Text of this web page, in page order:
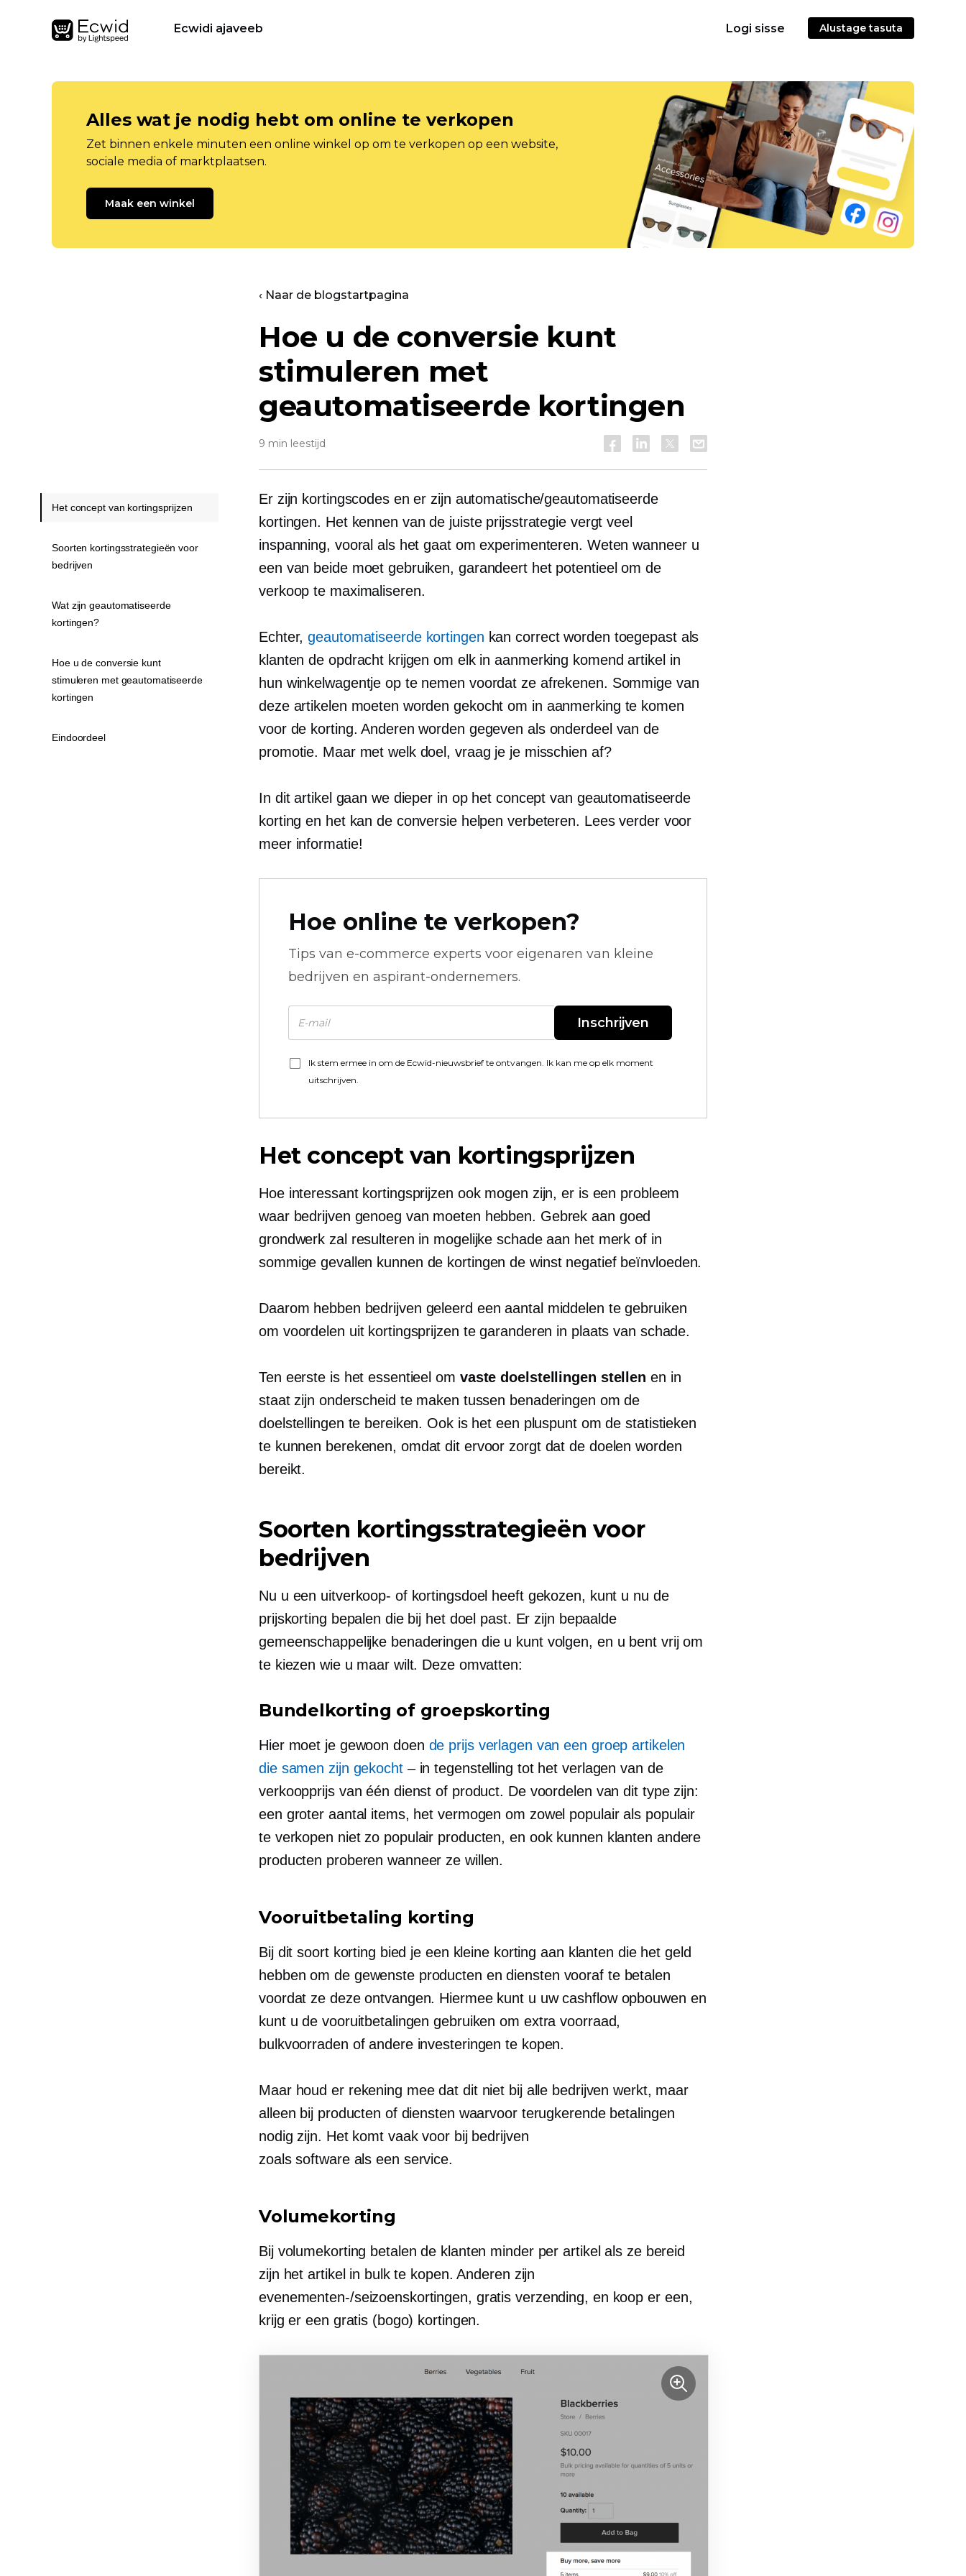
Ecwidi ajaveeb Logi sisse Alustage tasuta
Alles wat je nodig hebt om online te verkopen
Zet binnen enkele minuten een online winkel op om te verkopen op een website,
sociale media of marktplaatsen.
Maak een winkel
‹ Naar de blogstartpagina
Hoe u de conversie kunt
stimuleren met
geautomatiseerde kortingen
9 min leestijd
Er zijn kortingscodes en er zijn automatische/geautomatiseerde
kortingen. Het kennen van de juiste prijsstrategie vergt veel
inspanning, vooral als het gaat om experimenteren. Weten wanneer u
een van beide moet gebruiken, garandeert het potentieel om de
verkoop te maximaliseren.
Echter,geautomatiseerde kortingen kan correct worden toegepast als
klanten de opdracht krijgen om elk in aanmerking komend artikel in
hun winkelwagentje op te nemen voordat ze afrekenen. Sommige van
deze artikelen moeten worden gekocht om in aanmerking te komen
voor de korting. Anderen worden gegeven als onderdeel van de
promotie. Maar met welk doel, vraag je je misschien af?
In dit artikel gaan we dieper in op het concept van geautomatiseerde
korting en het kan de conversie helpen verbeteren. Lees verder voor
meer informatie!
Hoe online te verkopen?
Tips van e-commerce experts voor eigenaren van kleine
bedrijven en aspirant-ondernemers.
Inschrijven
Ik stem ermee in om de Ecwid-nieuwsbrief te ontvangen. Ik kan me op elk moment
uitschrijven.
Het concept van kortingsprijzen
Hoe interessant kortingsprijzen ook mogen zijn, er is een probleem
waar bedrijven genoeg van moeten hebben. Gebrek aan goed
grondwerk zal resulteren in mogelijke schade aan het merk of in
sommige gevallen kunnen de kortingen de winst negatief beïnvloeden.
Daarom hebben bedrijven geleerd een aantal middelen te gebruiken
om voordelen uit kortingsprijzen te garanderen in plaats van schade.
Ten eerste is het essentieel om vaste doelstellingen stellen en in
staat zijn onderscheid te maken tussen benaderingen om de
doelstellingen te bereiken. Ook is het een pluspunt om de statistieken
te kunnen berekenen, omdat dit ervoor zorgt dat de doelen worden
bereikt.
Soorten kortingsstrategieën voor
bedrijven
Nu u een uitverkoop- of kortingsdoel heeft gekozen, kunt u nu de
prijskorting bepalen die bij het doel past. Er zijn bepaalde
gemeenschappelijke benaderingen die u kunt volgen, en u bent vrij om
te kiezen wie u maar wilt. Deze omvatten:
Bundelkorting of groepskorting
Hier moet je gewoon doen de prijs verlagen van een groep artikelen
die samen zijn gekocht– in tegenstelling tot het verlagen van de
verkoopprijs van één dienst of product. De voordelen van dit type zijn:
een groter aantal items, het vermogen om zowel populair als populair
te verkopen niet zo populair producten, en ook kunnen klanten andere
producten proberen wanneer ze willen.
Vooruitbetaling korting
Bij dit soort korting bied je een kleine korting aan klanten die het geld
hebben om de gewenste producten en diensten vooraf te betalen
voordat ze deze ontvangen. Hiermee kunt u uw cashflow opbouwen en
kunt u de vooruitbetalingen gebruiken om extra voorraad,
bulkvoorraden of andere investeringen te kopen.
Maar houd er rekening mee dat dit niet bij alle bedrijven werkt, maar
alleen bij producten of diensten waarvoor terugkerende betalingen
nodig zijn. Het komt vaak voor bij bedrijven
zoalssoftware als een service.
Volumekorting
Bij volumekorting betalen de klanten minder per artikel als ze bereid
zijn het artikel in bulk te kopen. Anderen zijn
evenementen-/seizoenskortingen, gratis verzending, en koop er een,
krijg er een gratis (bogo) kortingen.
Het concept van kortingsprijzen
Soorten kortingsstrategieën voor
bedrijven
Wat zijn geautomatiseerde
kortingen?
Hoe u de conversie kunt
stimuleren met geautomatiseerde
kortingen
Eindoordeel